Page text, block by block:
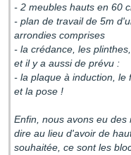
- 2 meubles hauts en 60
- plan de travail de 5m
arrondies comprises
- la crédance, les
et il y a aussi de prévu :
- la plaque à induction, le
et la pose !
Enfin, nous avons eu
dire au lieu d'avoir de
souhaitée, ce sont les